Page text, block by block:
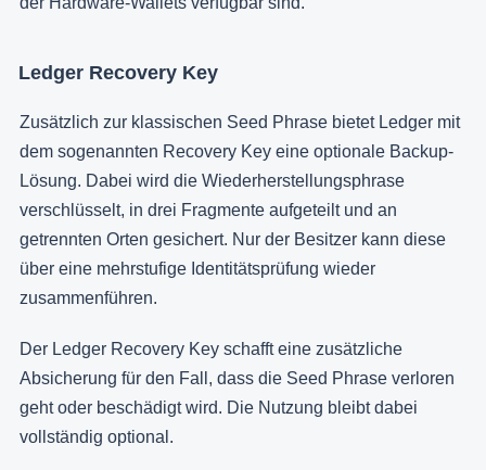
Ledger Recovery Key
Zusätzlich zur klassischen Seed Phrase bietet Ledger mit
dem sogenannten Recovery Key eine optionale Backup-
Lösung. Dabei wird die Wiederherstellungsphrase
verschlüsselt, in drei Fragmente aufgeteilt und an
getrennten Orten gesichert. Nur der Besitzer kann diese
über eine mehrstufige Identitätsprüfung wieder
zusammenführen.
Der Ledger Recovery Key schafft eine zusätzliche
Absicherung für den Fall, dass die Seed Phrase verloren
geht oder beschädigt wird. Die Nutzung bleibt dabei
vollständig optional.